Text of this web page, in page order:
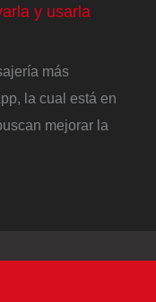
y usarla
más
la cual está en
mejorar la